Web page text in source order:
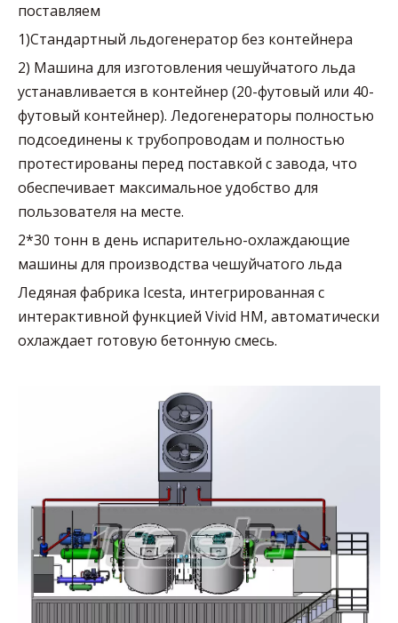
поставляем
1)Стандартный льдогенератор без контейнера
2) Машина для изготовления чешуйчатого льда
устанавливается в контейнер (20-футовый или 40-
футовый контейнер). Ледогенераторы полностью
подсоединены к трубопроводам и полностью
протестированы перед поставкой с завода, что
обеспечивает максимальное удобство для
пользователя на месте.
2*30 тонн в день испарительно-охлаждающие
машины для производства чешуйчатого льда
Ледяная фабрика Icesta, интегрированная с
интерактивной функцией Vivid HM, автоматически
охлаждает готовую бетонную смесь.